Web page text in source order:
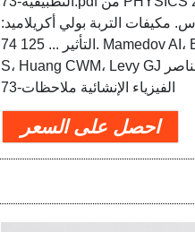
مكيفات التربة بولي أكريلاميد:
التأثير ... 125 74. Mamedov AI، Beckmann
S، Huang CWM، Levy GJ تطبيق عناصر
الفيزياء الإنشائية ملاحظات-73
احصل على السعر